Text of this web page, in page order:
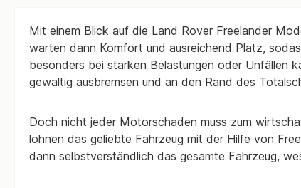
Mit einem Blick auf die Land Rover Freelander
warten dann Komfort und ausreichend Platz,
besonders bei starken Belastungen oder Unfällen
gewaltig ausbremsen und an den Rand des
Doch nicht jeder Motorschaden muss zum
lohnen das geliebte Fahrzeug mit der Hilfe von
dann selbstverständlich das gesamte Fahrzeug,